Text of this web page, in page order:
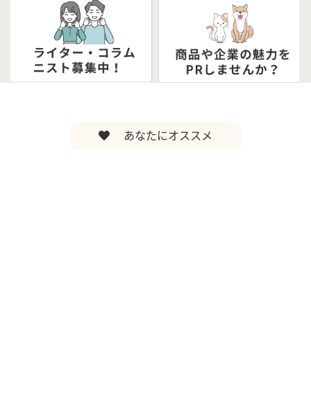
あなたにオススメ